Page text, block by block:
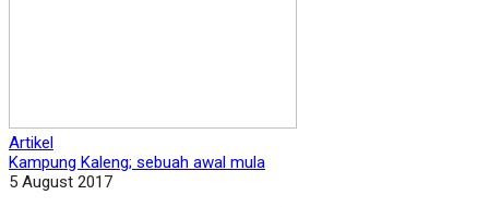
Artikel
Kampung Kaleng; sebuah awal mula
5 August 2017